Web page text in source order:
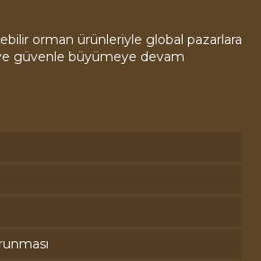
orman ürünleriyle global pazarlara
güvenle büyümeye devam